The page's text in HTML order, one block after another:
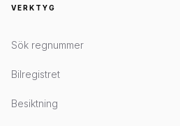
VERKTYG
Sök regnummer
Bilregistret
Besiktning